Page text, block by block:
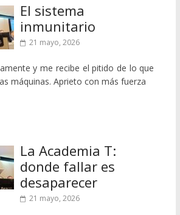
El sistema
inmunitario
21 mayo, 2026
y me recibe el pitido de lo que
máquinas. Aprieto con más fuerza
La Academia T:
donde fallar es
desaparecer
21 mayo, 2026